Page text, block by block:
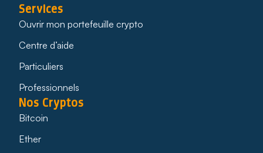
Services
Ouvrir mon portefeuille crypto
Centre d’aide
Particuliers
Professionnels
Nos Cryptos
Bitcoin
Ether